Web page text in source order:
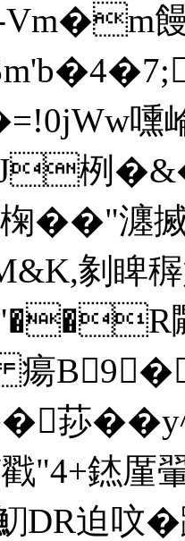
Vm�m
嚑
栵
椈��"瀍
剶睥稺
覵
B9�
莏
"4+錰厪翬
DR迫呅